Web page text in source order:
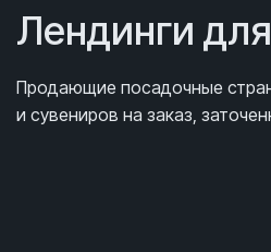
Лендинги
Продающие посадочные
и сувениров на заказ,